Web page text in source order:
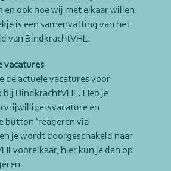
en ook hoe wij met elkaar willen
is een samenvatting van het
van BindkrachtVHL.
vacatures
de actuele vacatures voor
BindkrachtVHL. Heb je
vrijwilligersvacature en
button ‘reageren via
je wordt doorgeschakeld naar
hier kun je dan op